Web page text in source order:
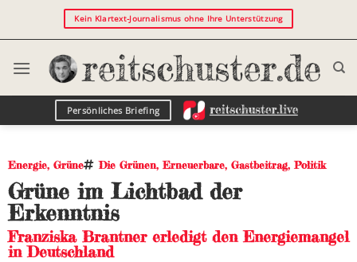
Kein Klartext-Journalismus ohne Ihre Unterstützung
Persönliches Briefing
Energie, Grüne Die Grünen,Erneuerbare, Gastbeitrag,Politik
Grüne im Lichtbad der
Erkenntnis
Franziska Brantner erledigt den Energiemangel
in Deutschland